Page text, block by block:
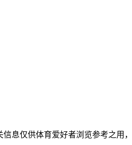
息仅供体育爱好者浏览参考之用